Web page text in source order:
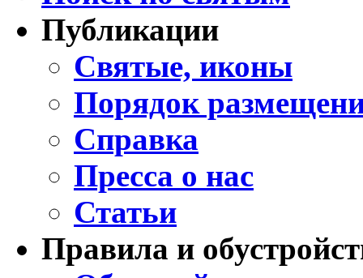
Публикации
Святые, иконы
Порядок
Справка
Пресса о нас
Статьи
Правила и